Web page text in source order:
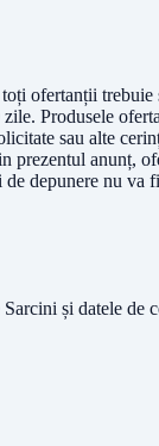
ofertanții
Produsele
sau alte
prezentul anunț,
depunere nu va
și datele